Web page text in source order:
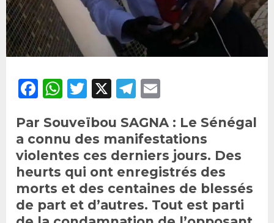
Facebook
WhatsApp
Twitter
X Telegram
Par Souveïbou SAGNA : Le Sénégal
a connu des manifestations
violentes ces derniers jours. Des
heurts qui ont enregistrés des
morts et des centaines de blessés
de part et d’autres. Tout est parti